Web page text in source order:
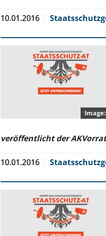
10.01.2016
veröffentlicht der
10.01.2016